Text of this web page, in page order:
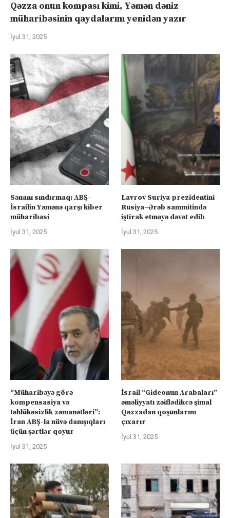
Qəzza onun kompası kimi, Yəmən dəniz
müharibəsinin qaydalarını yenidən yazır
İyul 31, 2025
Sənanı sındırmaq: ABŞ-
İsrailin Yəmənə qarşı kiber
müharibəsi
İyul 31, 2025
Lavrov Suriya prezidentini
Rusiya–Ərəb sammitində
iştirak etməyə dəvət edib
İyul 31, 2025
“Müharibəyə görə
kompensasiya və
təhlükəsizlik zəmanətləri”:
İran ABŞ-la nüvə danışıqları
üçün şərtlər qoyur
İyul 31, 2025
İsrail “Gideonun Arabaları”
əməliyyatı zəiflədikcə şimal
Qəzzadan qoşunlarını
çıxarır
İyul 31, 2025